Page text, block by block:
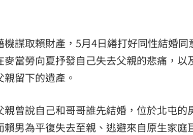
機謀取賴財產，5月4日繕打好同性結婚
麥當勞向夏抒發自己失去父親的悲痛，以
留下的遺產。
親曾說自己和哥哥誰先結婚，位於北屯
賴男為平復失去至親、逃避來自原生家